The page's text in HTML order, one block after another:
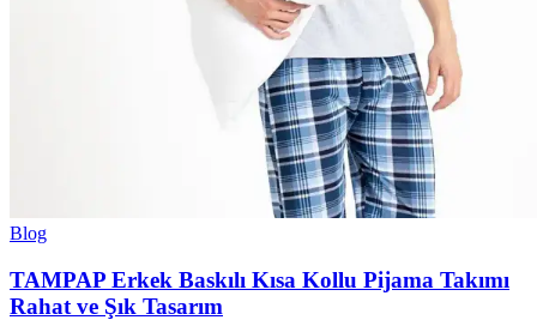
Blog
TAMPAP Erkek Baskılı Kısa Kollu Pijama Takımı
Rahat ve Şık Tasarım